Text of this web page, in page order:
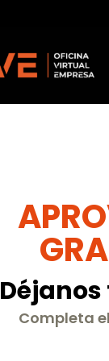
Completa